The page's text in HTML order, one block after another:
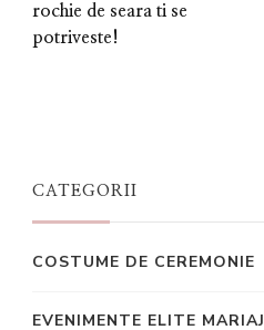
rochie de seara ti se
potriveste!
CATEGORII
COSTUME DE CEREMONIE
EVENIMENTE ELITE MARIAJ